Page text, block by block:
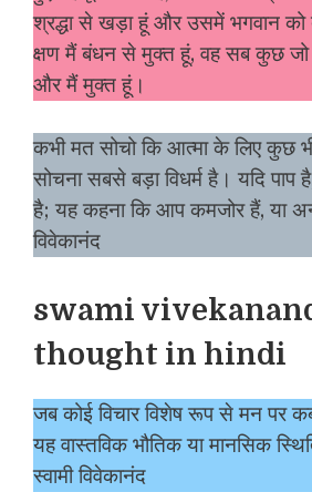
श्रद्धा से खड़ा हूं और उसमें भगवान
क्षण मैं बंधन से मुक्त हूं, वह सब कुछ जो
और मैं मुक्त हूं।
कभी मत सोचो कि आत्मा के लिए कुछ
सोचना सबसे बड़ा विधर्म है। यदि पाप
है; यह कहना कि आप कमजोर हैं, या
विवेकानंद
swami
thought in hindi
जब कोई विचार विशेष रूप से मन पर
यह वास्तविक भौतिक या मानसिक
स्वामी विवेकानंद